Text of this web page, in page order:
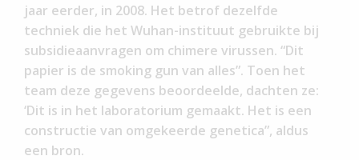
jaar eerder, in 2008. Het betrof dezelfde
techniek die het Wuhan-instituut gebruikte bij
subsidieaanvragen om chimere virussen. “Dit
papier is de smoking gun van alles”. Toen het
team deze gegevens beoordeelde, dachten ze:
‘Dit is in het laboratorium gemaakt. Het is een
constructie van omgekeerde genetica”, aldus
een bron.